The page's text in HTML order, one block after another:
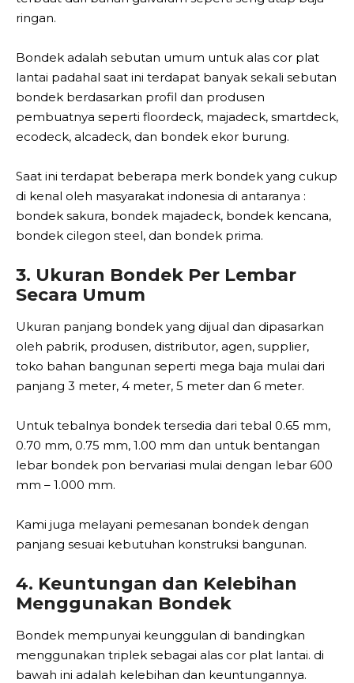
ringan.
Bondek adalah sebutan umum untuk alas cor plat
lantai padahal saat ini terdapat banyak sekali sebutan
bondek berdasarkan profil dan produsen
pembuatnya seperti floordeck, majadeck, smartdeck,
ecodeck, alcadeck, dan bondek ekor burung.
Saat ini terdapat beberapa merk bondek yang cukup
di kenal oleh masyarakat indonesia di antaranya :
bondek sakura, bondek majadeck, bondek kencana,
bondek cilegon steel, dan bondek prima.
3. Ukuran Bondek Per Lembar
Secara Umum
Ukuran panjang bondek yang dijual dan dipasarkan
oleh pabrik, produsen, distributor, agen, supplier,
toko bahan bangunan seperti mega baja mulai dari
panjang 3 meter, 4 meter, 5 meter dan 6 meter.
Untuk tebalnya bondek tersedia dari tebal 0.65 mm,
0.70 mm, 0.75 mm, 1.00 mm dan untuk bentangan
lebar bondek pon bervariasi mulai dengan lebar 600
mm – 1.000 mm.
Kami juga melayani pemesanan bondek dengan
panjang sesuai kebutuhan konstruksi bangunan.
4. Keuntungan dan Kelebihan
Menggunakan Bondek
Bondek mempunyai keunggulan di bandingkan
menggunakan triplek sebagai alas cor plat lantai. di
bawah ini adalah kelebihan dan keuntungannya.